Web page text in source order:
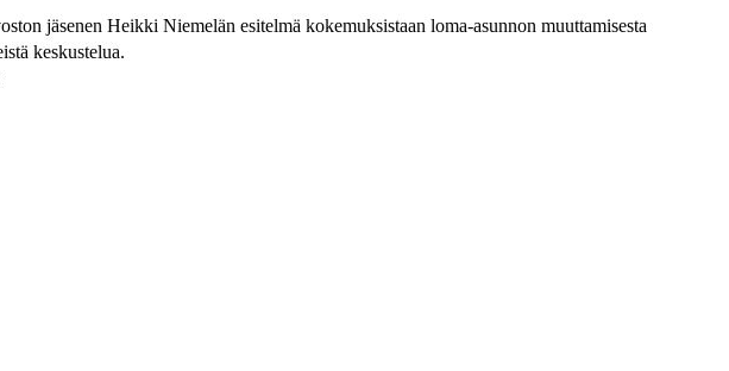
jäsenen Heikki Niemelän esitelmä kokemuksistaan loma-asunnon muuttamisesta
keskustelua.